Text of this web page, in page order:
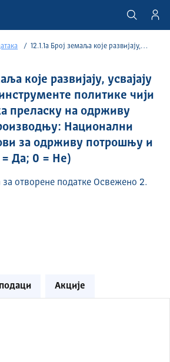
12.1.1a Број земаља које развијају, усвајају или спроводе инструменте политике чији је циљ подршка преласку на одрживу...
које развијају, усвајају
политике чији
преласку на одрживу
Национални
за одрживу потрошњу и
Да; 0 = Не)
отворене податке Освежено 2.
Акције